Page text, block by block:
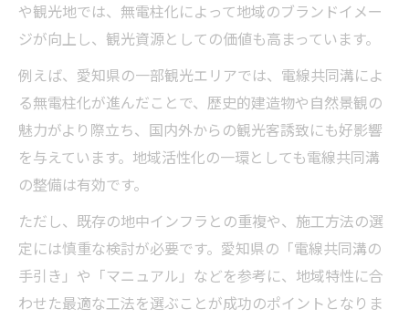
や観光地では、無電柱化によって地域のブランドイメー
ジが向上し、観光資源としての価値も高まっています。
例えば、愛知県の一部観光エリアでは、電線共同溝によ
る無電柱化が進んだことで、歴史的建造物や自然景観の
魅力がより際立ち、国内外からの観光客誘致にも好影響
を与えています。地域活性化の一環としても電線共同溝
の整備は有効です。
ただし、既存の地中インフラとの重複や、施工方法の選
定には慎重な検討が必要です。愛知県の「電線共同溝の
手引き」や「マニュアル」などを参考に、地域特性に合
わせた最適な工法を選ぶことが成功のポイントとなりま